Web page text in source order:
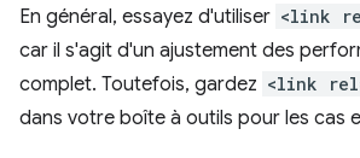
En général, essayez d'utiliser <link
car il s'agit d'un ajustement des
complet. Toutefois, gardez <link
dans votre boîte à outils pour les cas